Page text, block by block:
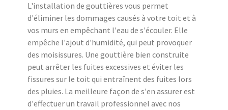
L'installation de gouttières vous permet
d'éliminer les dommages causés à votre toit et à
vos murs en empêchant l'eau de s'écouler. Elle
empêche l'ajout d'humidité, qui peut provoquer
des moisissures. Une gouttière bien construite
peut arrêter les fuites excessives et éviter les
fissures sur le toit qui entraînent des fuites lors
des pluies. La meilleure façon de s'en assurer est
d'effectuer un travail professionnel avec nos